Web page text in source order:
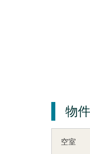
物
空室